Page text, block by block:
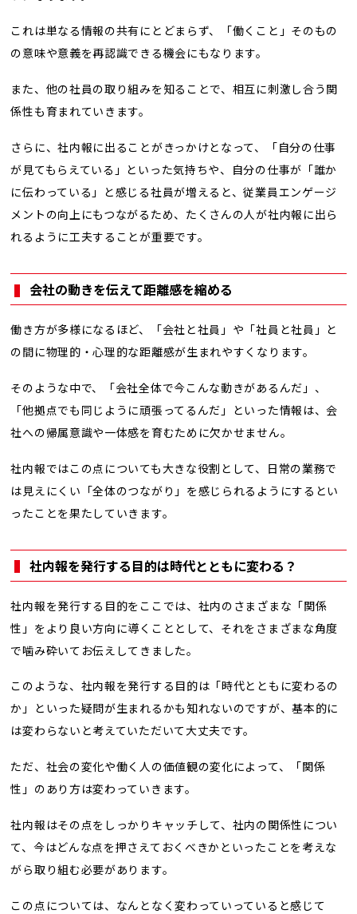
これは単なる情報の共有にとどまらず、「働くこと」そのもの
の意味や意義を再認識できる機会にもなります。
また、他の社員の取り組みを知ることで、相互に刺激し合う関
係性も育まれていきます。
さらに、社内報に出ることがきっかけとなって、「自分の仕事
が見てもらえている」といった気持ちや、自分の仕事が「誰か
に伝わっている」と感じる社員が増えると、従業員エンゲージ
メントの向上にもつながるため、たくさんの人が社内報に出ら
れるように工夫することが重要です。
会社の動きを伝えて距離感を縮める
働き方が多様になるほど、「会社と社員」や「社員と社員」と
の間に物理的・心理的な距離感が生まれやすくなります。
そのような中で、「会社全体で今こんな動きがあるんだ」、
「他拠点でも同じように頑張ってるんだ」といった情報は、会
社への帰属意識や一体感を育むために欠かせません。
社内報ではこの点についても大きな役割として、日常の業務で
は見えにくい「全体のつながり」を感じられるようにするとい
ったことを果たしていきます。
社内報を発行する目的は時代とともに変わる？
社内報を発行する目的をここでは、社内のさまざまな「関係
性」をより良い方向に導くこととして、それをさまざまな角度
で噛み砕いてお伝えしてきました。
このような、社内報を発行する目的は「時代とともに変わるの
か」といった疑問が生まれるかも知れないのですが、基本的に
は変わらないと考えていただいて大丈夫です。
ただ、社会の変化や働く人の価値観の変化によって、「関係
性」のあり方は変わっていきます。
社内報はその点をしっかりキャッチして、社内の関係性につい
て、今はどんな点を押さえておくべきかといったことを考えな
がら取り組む必要があります。
この点については、なんとなく変わっていっていると感じて